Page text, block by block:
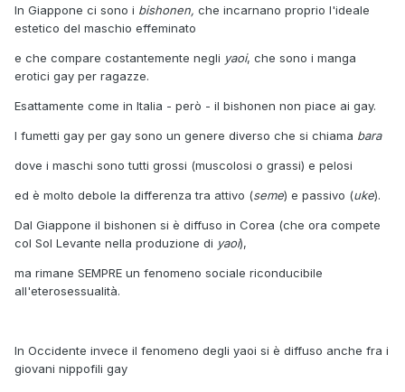
In Giappone ci sono i bishonen, che incarnano proprio l'ideale
estetico del maschio effeminato
e che compare costantemente negli yaoi, che sono i manga
erotici gay per ragazze.
Esattamente come in Italia - però - il bishonen non piace ai gay.
I fumetti gay per gay sono un genere diverso che si chiama bara
dove i maschi sono tutti grossi (muscolosi o grassi) e pelosi
ed è molto debole la differenza tra attivo (seme) e passivo (uke).
Dal Giappone il bishonen si è diffuso in Corea (che ora compete
col Sol Levante nella produzione di yaoi),
ma rimane SEMPRE un fenomeno sociale riconducibile
all'eterosessualità.
In Occidente invece il fenomeno degli yaoi si è diffuso anche fra i
giovani nippofili gay